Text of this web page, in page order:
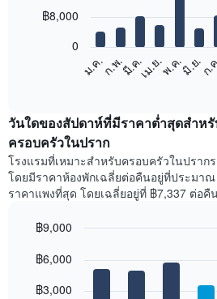
แสดง
ราคา
เฉลี่ย
ของ
ห้อง
พัก
แต่ละ
แผนภูมิ
แกน
ม.ค.ก.พ.มี.ค.เม.ย.พ.ค.มิ.ย.ก.
0
฿8,000
วันใดของสัปดาห์ที่มีราคาต่ำสุดสำห
ครอบครัวในปราก
โรงแรมที่เหมาะสำหรับครอบครัวในปรา
โดยมีราคาห้องพักเฉลี่ยต่อคืนอยู่ที่ประมา
ราคาแพงที่สุด โดยเฉลี่ยอยู่ที่ ฿7,337 ต่อคื
chart
graphic.
฿3,000
฿6,000
฿9,000